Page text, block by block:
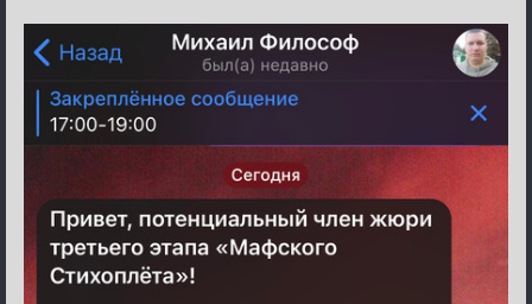
Re:
Мафский
Стихоплёт
(обсуждение)